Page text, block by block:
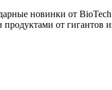
новинки от
от